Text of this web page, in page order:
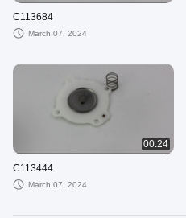
C113684
March 07, 2024
00:24
C113444
March 07, 2024